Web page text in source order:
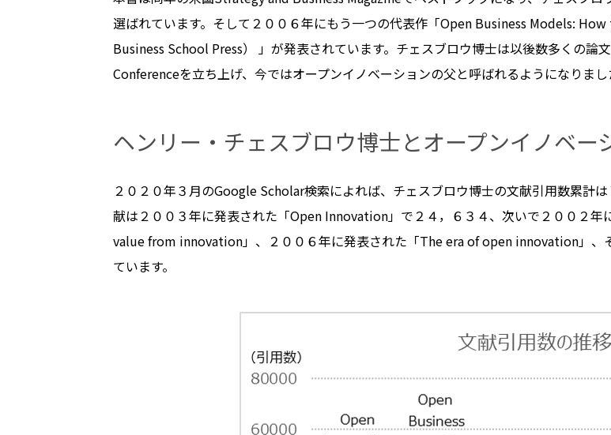
選ばれています。そして２００６年にもう一つの代表作「Open Business Models:
Business School Press） 」が発表されています。チェスブロウ博士は以後数多くの
Conferenceを立ち上げ、今ではオープンイノベーションの父と呼ばれるようになりまし
ヘンリー・チェスブロウ博士とオープンイノベー
２０２０年３月のGoogle Scholar検索によれば、チェスブロウ博士の文献引用数累計
献は２００３年に発表された「Open Innovation」で２４，６３４、次いで２００２
value from innovation」、２００６年に発表された「The era of open innovation」、
ています。